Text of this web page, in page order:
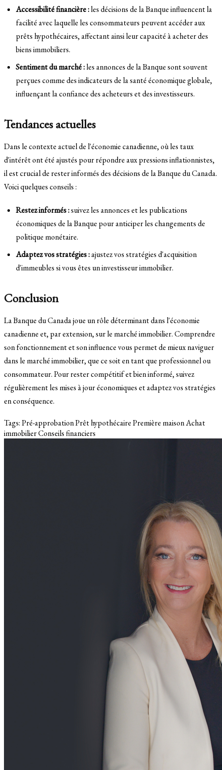
Accessibilité financière :les décisions de la Banque influencent la
facilité avec laquelle les consommateurs peuvent accéder aux
prêts hypothécaires, affectant ainsi leur capacité à acheter des
biens immobiliers.
Sentiment du marché :les annonces de la Banque sont souvent
perçues comme des indicateurs de la santé économique globale,
influençant la confiance des acheteurs et des investisseurs.
Tendances actuelles
Dans le contexte actuel de l'économie canadienne, où les taux
d'intérêt ont été ajustés pour répondre aux pressions inflationnistes,
il est crucial de rester informés des décisions de la Banque du Canada.
Voici quelques conseils :
Restez informés :suivez les annonces et les publications
économiques de la Banque pour anticiper les changements de
politique monétaire.
Adaptez vos stratégies :ajustez vos stratégies d'acquisition
d'immeubles si vous êtes un investisseur immobilier.
Conclusion
La Banque du Canada joue un rôle déterminant dans l'économie
canadienne et, par extension, sur le marché immobilier. Comprendre
son fonctionnement et son influence vous permet de mieux naviguer
dans le marché immobilier, que ce soit en tant que professionnel ou
consommateur. Pour rester compétitif et bien informé, suivez
régulièrement les mises à jour économiques et adaptez vos stratégies
en conséquence.
Tags:Pré-approbationPrêt hypothécairePremière maisonAchat
immobilierConseils financiers